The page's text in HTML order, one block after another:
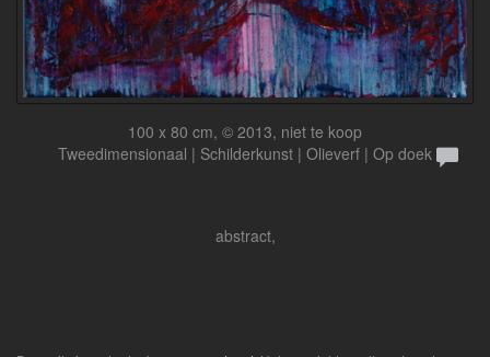
100 x 80 cm, © 2013, niet te koop
Tweedimensionaal | Schilderkunst | Olieverf | Op doek
abstract,